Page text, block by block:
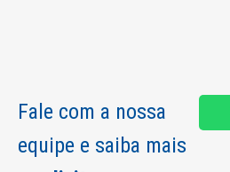
Fale com a nossa
equipe e saiba mais